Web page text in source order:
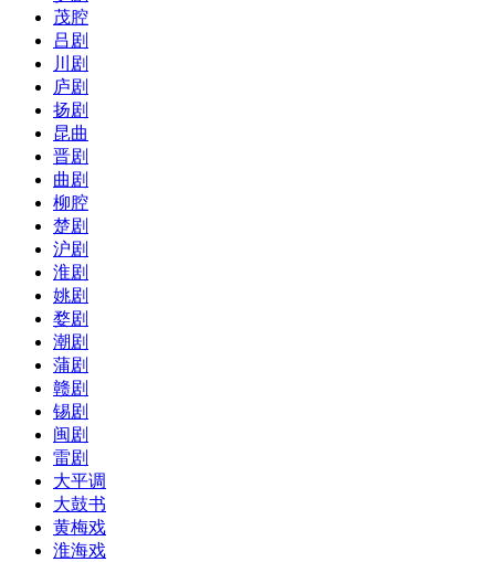
茂腔
吕剧
川剧
庐剧
扬剧
昆曲
晋剧
曲剧
柳腔
楚剧
沪剧
淮剧
姚剧
婺剧
潮剧
蒲剧
赣剧
锡剧
闽剧
雷剧
大平调
大鼓书
黄梅戏
淮海戏